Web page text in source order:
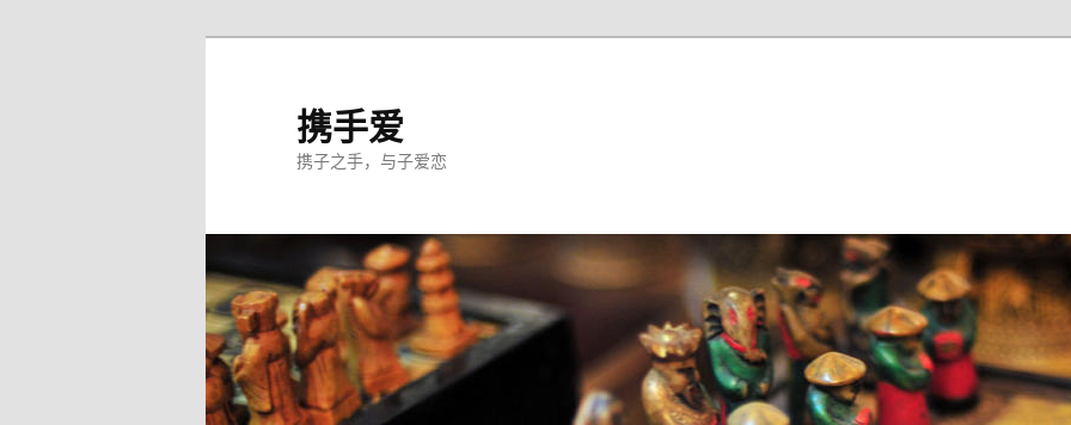
携手爱
携子之手，与子爱恋